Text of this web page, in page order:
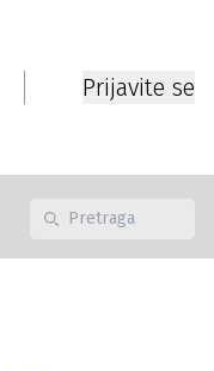
Prijavite se